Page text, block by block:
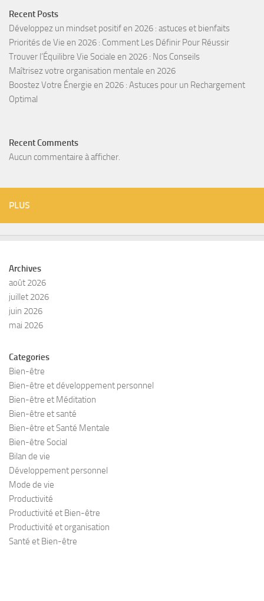
Recent Posts
Développez un mindset positif en 2026 : astuces et bienfaits
Priorités de Vie en 2026 : Comment Les Définir Pour Réussir
Trouver l’Équilibre Vie Sociale en 2026 : Nos Conseils
Maîtrisez votre organisation mentale en 2026
Boostez Votre Énergie en 2026 : Astuces pour un Rechargement
Optimal
Recent Comments
Aucun commentaire à afficher.
PLUS
Archives
août 2026
juillet 2026
juin 2026
mai 2026
Categories
Bien-être
Bien-être et développement personnel
Bien-être et Méditation
Bien-être et santé
Bien-être et Santé Mentale
Bien-être Social
Bilan de vie
Développement personnel
Mode de vie
Productivité
Productivité et Bien-être
Productivité et organisation
Santé et Bien-être